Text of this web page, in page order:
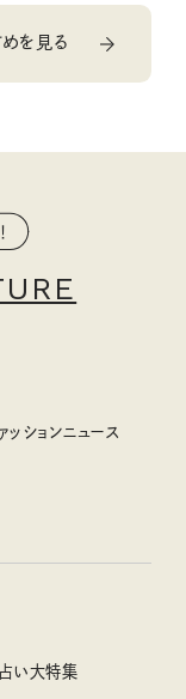
を見る
ションニュース
い大特集